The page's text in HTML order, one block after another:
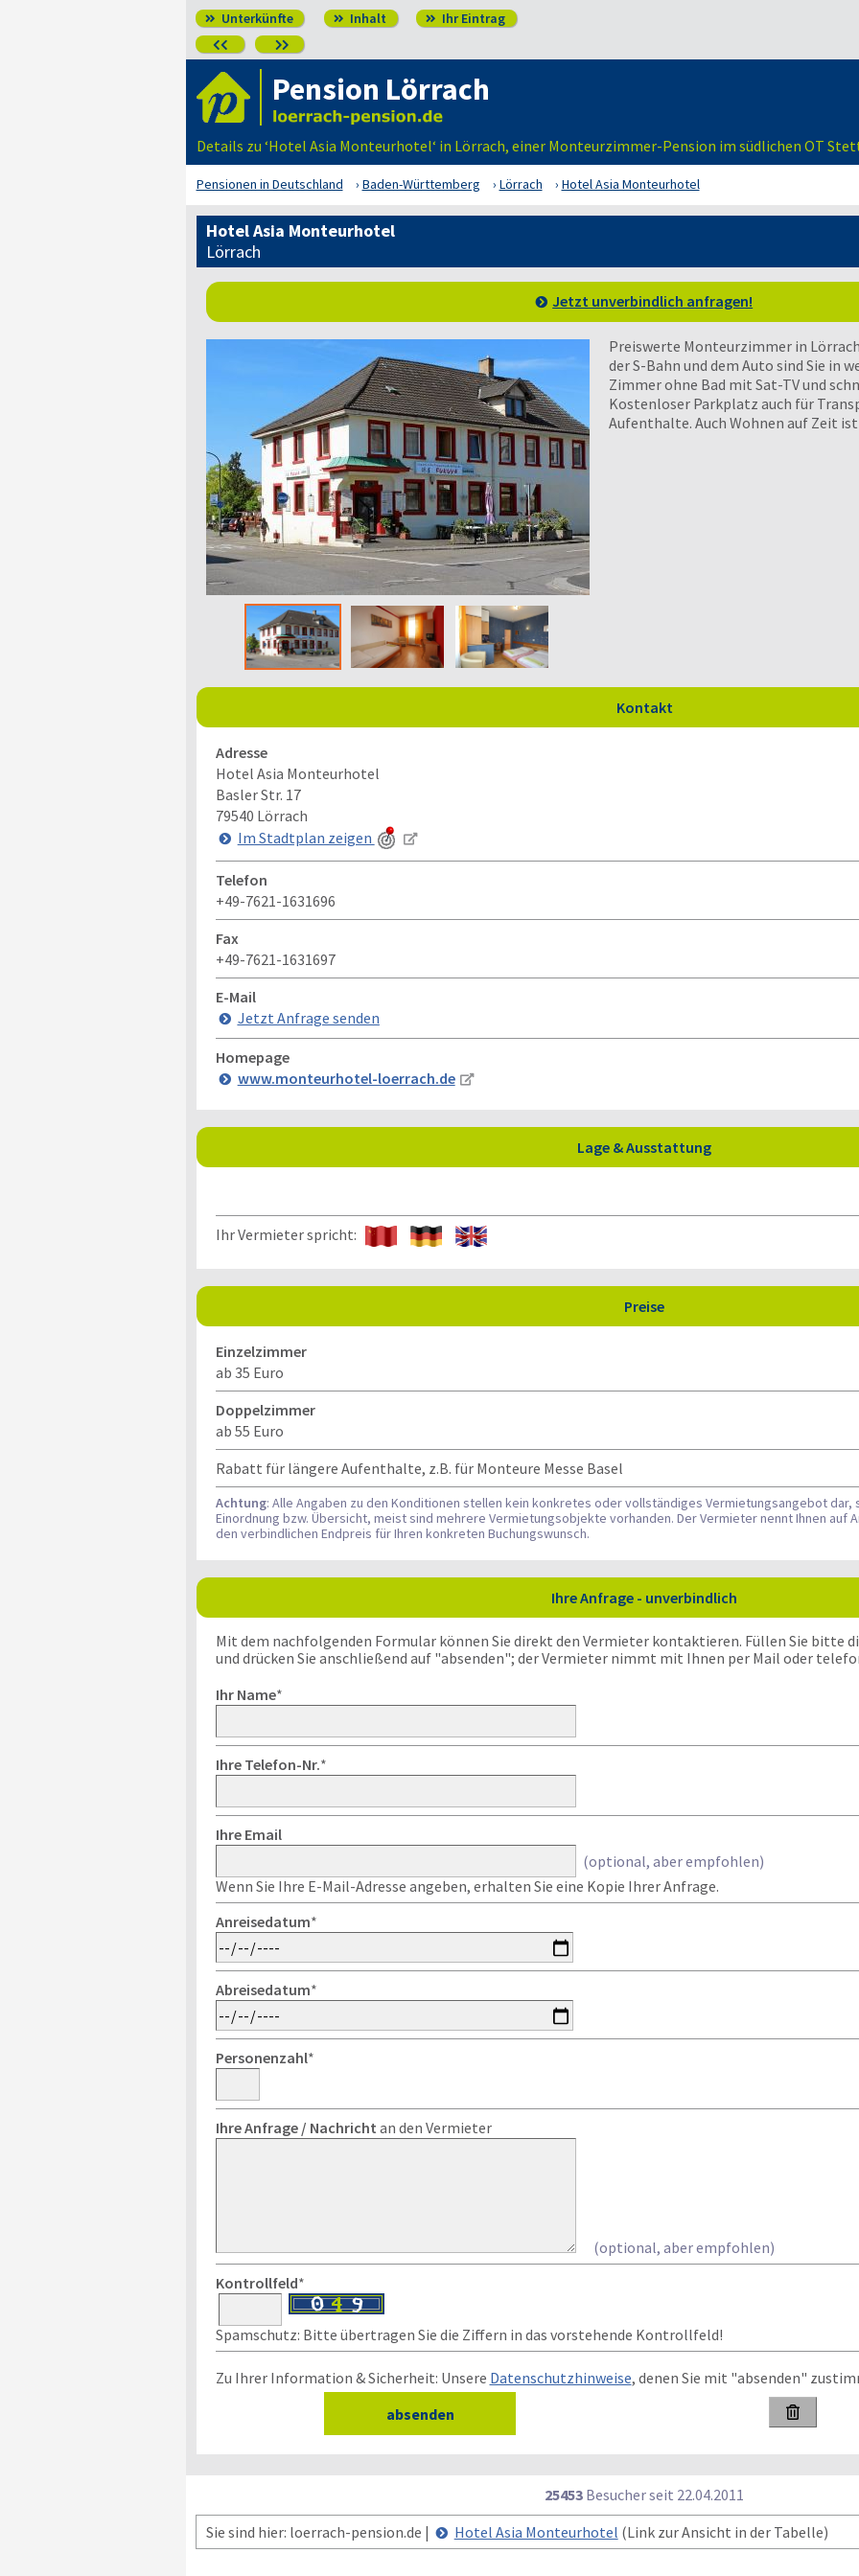
 Unterkünfte  Inhalt  Ihr Eintrag
 
Pension Lörrach
Details zu ‘Hotel Asia Monteurhotel‘ in Lörrach, einer Monteurzimmer-Pension im südlichen OT
Pensionen in Deutschland Baden-Württemberg Lörrach Hotel Asia Monteurhotel
Hotel Asia Monteurhotel
Lörrach
Jetzt unverbindlich anfragen!
Preiswerte Monteurzimmer in
der S-Bahn und dem Auto sind Sie in
Zimmer ohne Bad mit Sat-TV und
Kostenloser Parkplatz auch für
Aufenthalte. Auch Wohnen auf Zeit
Kontakt
Adresse
Hotel Asia Monteurhotel
Basler Str. 17
79540 Lörrach
Im Stadtplan zeigen
Telefon
+49-7621-1631696
Fax
+49-7621-1631697
E-Mail
Jetzt Anfrage senden
Homepage
www.monteurhotel-loerrach.de
Lage & Ausstattung
Ihr Vermieter spricht:
Preise
Einzelzimmer
ab 35 Euro
Doppelzimmer
ab 55 Euro
Rabatt für längere Aufenthalte, z.B. für Monteure Messe Basel
Achtung: Alle Angaben zu den Konditionen stellen kein konkretes oder vollständiges Vermietungsangebot
Einordnung bzw. Übersicht, meist sind mehrere Vermietungsobjekte vorhanden. Der Vermieter nennt Ihnen auf
den verbindlichen Endpreis für Ihren konkreten Buchungswunsch.
Ihre Anfrage - unverbindlich
Mit dem nachfolgenden Formular können Sie direkt den Vermieter kontaktieren. Füllen Sie bitte
und drücken Sie anschließend auf "absenden"; der Vermieter nimmt mit Ihnen per Mail oder
Ihr Name*
Ihre Telefon-Nr.*
Ihre Email
(optional, aber empfohlen)
Wenn Sie Ihre E-Mail-Adresse angeben, erhalten Sie eine Kopie Ihrer Anfrage.
Anreisedatum*
Abreisedatum*
Personenzahl*
Ihre Anfrage / Nachricht an den Vermieter
(optional, aber empfohlen)
Kontrollfeld*
Spamschutz: Bitte übertragen Sie die Ziffern in das vorstehende Kontrollfeld!
Zu Ihrer Information & Sicherheit: Unsere Datenschutzhinweise, denen Sie mit "absenden"

25453 Besucher seit 22.04.2011
Sie sind hier: loerrach-pension.de |
Hotel Asia Monteurhotel (Link zur Ansicht in der Tabelle)